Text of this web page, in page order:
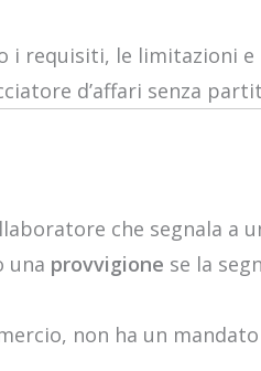
i requisiti, le limitazioni e
d’affari senza
che segnala a
una provvigione se la
non ha un